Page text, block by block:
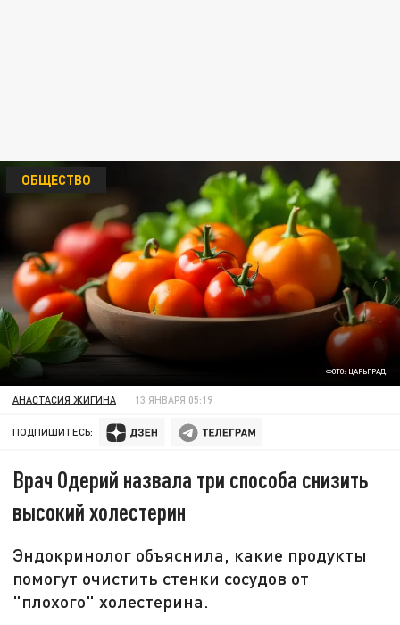
ФОТО: ЦАРЬГРАД.
ОБЩЕСТВО
АНАСТАСИЯ ЖИГИНА 13 ЯНВАРЯ 05:19
ПОДПИШИТЕСЬ:
Врач Одерий назвала три способа снизить
высокий холестерин
Эндокринолог объяснила, какие продукты
помогут очистить стенки сосудов от
"плохого" холестерина.